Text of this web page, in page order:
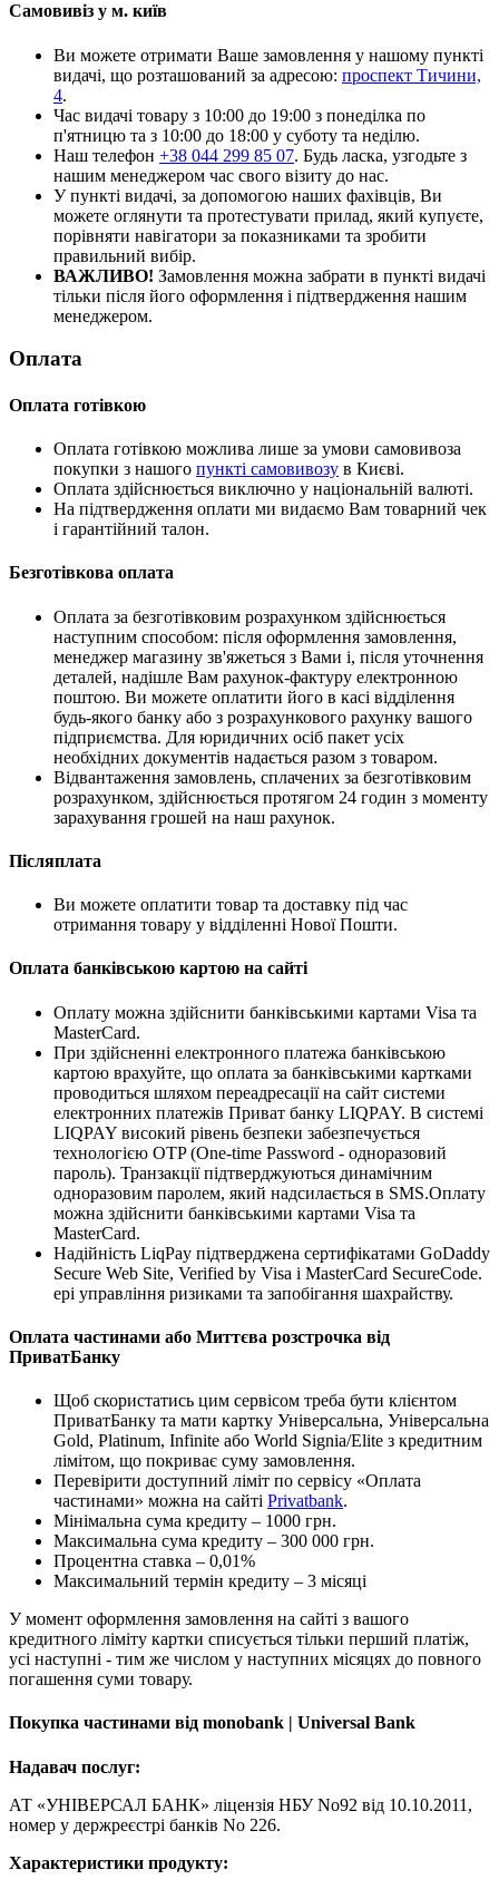
Самовивіз у м. київ
Ви можете отримати Ваше замовлення у нашому пункті
видачі, що розташований за адресою: проспект Тичини,
4.
Час видачі товару з 10:00 до 19:00 з понеділка по
п'ятницю та з 10:00 до 18:00 у суботу та неділю.
Наш телефон +38 044 299 85 07. Будь ласка, узгодьте з
нашим менеджером час свого візиту до нас.
У пункті видачі, за допомогою наших фахівців, Ви
можете оглянути та протестувати прилад, який купуєте,
порівняти навігатори за показниками та зробити
правильний вибір.
ВАЖЛИВО! Замовлення можна забрати в пункті видачі
тільки після його оформлення і підтвердження нашим
менеджером.
Оплата
Оплата готівкою
Оплата готівкою можлива лише за умови самовивоза
покупки з нашого пункті самовивозу в Києві.
Оплата здійснюється виключно у національній валюті.
На підтвердження оплати ми видаємо Вам товарний чек
і гарантійний талон.
Безготівкова оплата
Оплата за безготівковим розрахунком здійснюється
наступним способом: після оформлення замовлення,
менеджер магазину зв'яжеться з Вами і, після уточнення
деталей, надішле Вам рахунок-фактуру електронною
поштою. Ви можете оплатити його в касі відділення
будь-якого банку або з розрахункового рахунку вашого
підприємства. Для юридичних осіб пакет усіх
необхідних документів надається разом з товаром.
Відвантаження замовлень, сплачених за безготівковим
розрахунком, здійснюється протягом 24 годин з моменту
зарахування грошей на наш рахунок.
Післяплата
Ви можете оплатити товар та доставку під час
отримання товару у відділенні Нової Пошти.
Оплата банківською картою на сайті
Оплату можна здійснити банківськими картами Visa та
MasterCard.
При здійсненні електронного платежа банківською
картою врахуйте, що оплата за банківськими картками
проводиться шляхом переадресації на сайт системи
електронних платежів Приват банку LIQPAY. В системі
LIQPAY високий рівень безпеки забезпечується
технологією OTP (One-time Password - одноразовий
пароль). Транзакції підтверджуються динамічним
одноразовим паролем, який надсилається в SMS.Оплату
можна здійснити банківськими картами Visa та
MasterCard.
Надійність LiqPay підтверджена сертифікатами GoDaddy
Secure Web Site, Verified by Visa і MasterCard SecureCode.
ері управління ризиками та запобігання шахрайству.
Оплата частинами або Миттєва розстрочка від
ПриватБанку
Щоб скористатись цим сервісом треба бути клієнтом
ПриватБанку та мати картку Універсальна, Універсальна
Gold, Platinum, Infinite або World Signia/Elite з кредитним
лімітом, що покриває суму замовлення.
Перевірити доступний ліміт по сервісу «Оплата
частинами» можна на сайті Privatbank.
Мінімальна сума кредиту – 1000 грн.
Максимальна сума кредиту – 300 000 грн.
Процентна ставка – 0,01%
Максимальний термін кредиту – 3 місяці
У момент оформлення замовлення на сайті з вашого
кредитного ліміту картки списується тільки перший платіж,
усі наступні - тим же числом у наступних місяцях до повного
погашення суми товару.
Покупка частинами від monobank | Universal Bank
Надавач послуг:
АТ «УНІВЕРСАЛ БАНК» ліцензія НБУ No92 від 10.10.2011,
номер у держреєстрі банків No 226.
Характеристики продукту: